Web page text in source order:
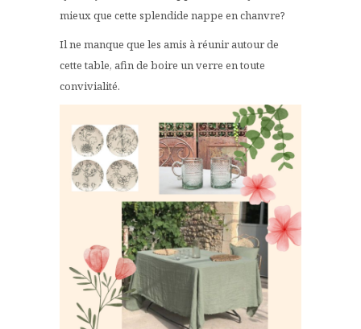
mieux que cette splendide nappe en chanvre?
Il ne manque que les amis à réunir autour de
cette table, afin de boire un verre en toute
convivialité.